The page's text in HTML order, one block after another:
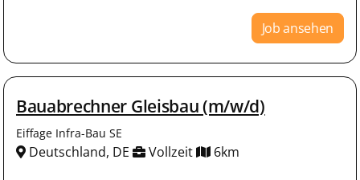
Job ansehen
Bauabrechner Gleisbau (m/w/d)
Eiffage Infra-Bau SE
Deutschland, DE Vollzeit 6km